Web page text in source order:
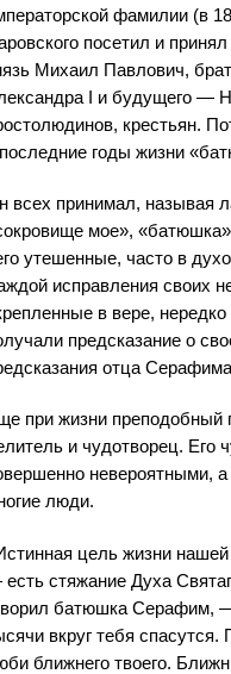
фамилии (в
посетил и
Михаил Павлович,
I и будущего —
крестьян.
годы жизни
всех принимал, называя
мое»,
утешенные, часто в
исправления своих
в вере,
предсказание о
отца
при жизни преподобный
и чудотворец. Его
невероятными,
люди.
цель жизни
стяжание Духа
батюшка Серафим,
вкруг тебя
ближнего твоего.